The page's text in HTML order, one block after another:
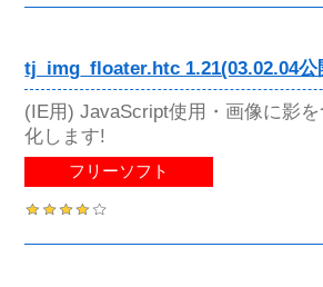
tj_img_floater.htc 1.21(03.02.04公
(IE用) JavaScript使用・画像に影
化します!
フリーソフト